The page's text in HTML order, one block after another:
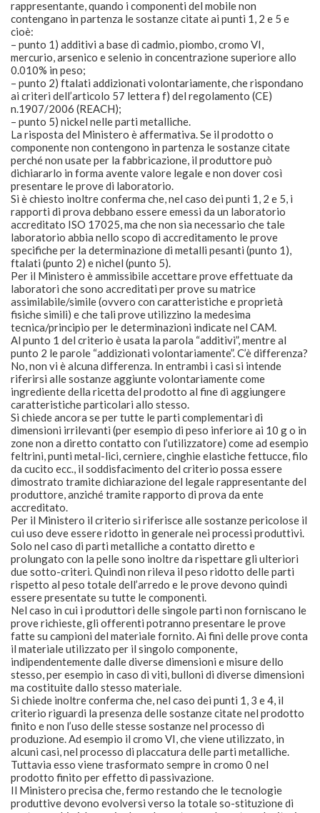
rappresentante, quando i componenti del mobile non
contengano in partenza le sostanze citate ai punti 1, 2 e 5 e
cioè:
– punto 1) additivi a base di cadmio, piombo, cromo VI,
mercurio, arsenico e selenio in concentrazione superiore allo
0.010% in peso;
– punto 2) ftalati addizionati volontariamente, che rispondano
ai criteri dell’articolo 57 lettera f) del regolamento (CE)
n.1907/2006 (REACH);
– punto 5) nickel nelle parti metalliche.
La risposta del Ministero è affermativa. Se il prodotto o
componente non contengono in partenza le sostanze citate
perché non usate per la fabbricazione, il produttore può
dichiararlo in forma avente valore legale e non dover così
presentare le prove di laboratorio.
Si è chiesto inoltre conferma che, nel caso dei punti 1, 2 e 5, i
rapporti di prova debbano essere emessi da un laboratorio
accreditato ISO 17025, ma che non sia necessario che tale
laboratorio abbia nello scopo di accreditamento le prove
specifiche per la determinazione di metalli pesanti (punto 1),
ftalati (punto 2) e nichel (punto 5).
Per il Ministero è ammissibile accettare prove effettuate da
laboratori che sono accreditati per prove su matrice
assimilabile/simile (ovvero con caratteristiche e proprietà
fisiche simili) e che tali prove utilizzino la medesima
tecnica/principio per le determinazioni indicate nel CAM.
Al punto 1 del criterio è usata la parola “additivi”, mentre al
punto 2 le parole “addizionati volontariamente”. C’è differenza?
No, non vi è alcuna differenza. In entrambi i casi si intende
riferirsi alle sostanze aggiunte volontariamente come
ingrediente della ricetta del prodotto al fine di aggiungere
caratteristiche particolari allo stesso.
Si chiede ancora se per tutte le parti complementari di
dimensioni irrilevanti (per esempio di peso inferiore ai 10 g o in
zone non a diretto contatto con l’utilizzatore) come ad esempio
feltrini, punti metal-lici, cerniere, cinghie elastiche fettucce, filo
da cucito ecc., il soddisfacimento del criterio possa essere
dimostrato tramite dichiarazione del legale rappresentante del
produttore, anziché tramite rapporto di prova da ente
accreditato.
Per il Ministero il criterio si riferisce alle sostanze pericolose il
cui uso deve essere ridotto in generale nei processi produttivi.
Solo nel caso di parti metalliche a contatto diretto e
prolungato con la pelle sono inoltre da rispettare gli ulteriori
due sotto-criteri. Quindi non rileva il peso ridotto delle parti
rispetto al peso totale dell’arredo e le prove devono quindi
essere presentate su tutte le componenti.
Nel caso in cui i produttori delle singole parti non forniscano le
prove richieste, gli offerenti potranno presentare le prove
fatte su campioni del materiale fornito. Ai fini delle prove conta
il materiale utilizzato per il singolo componente,
indipendentemente dalle diverse dimensioni e misure dello
stesso, per esempio in caso di viti, bulloni di diverse dimensioni
ma costituite dallo stesso materiale.
Si chiede inoltre conferma che, nel caso dei punti 1, 3 e 4, il
criterio riguardi la presenza delle sostanze citate nel prodotto
finito e non l’uso delle stesse sostanze nel processo di
produzione. Ad esempio il cromo VI, che viene utilizzato, in
alcuni casi, nel processo di placcatura delle parti metalliche.
Tuttavia esso viene trasformato sempre in cromo 0 nel
prodotto finito per effetto di passivazione.
Il Ministero precisa che, fermo restando che le tecnologie
produttive devono evolversi verso la totale so-stituzione di